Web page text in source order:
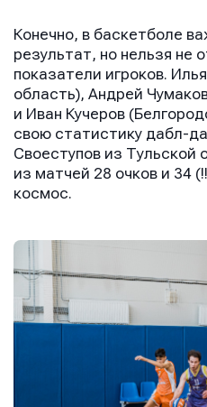
Конечно, в баскетболе
результат, но нельзя не
показатели игроков.
область), Андрей
и Иван Кучеров
свою статистику дабл-
Своеступов из Тульской
из матчей 28 очков и 34
космос.